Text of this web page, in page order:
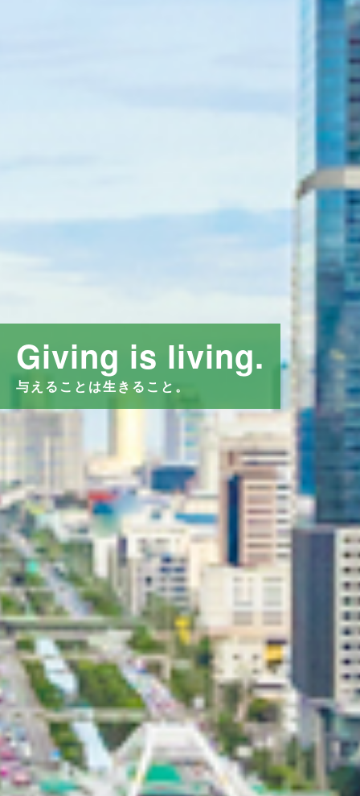
Giving is living.
与えることは生きること。